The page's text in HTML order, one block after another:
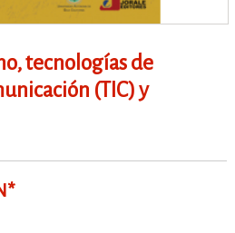
tecnologías de
(TIC) y